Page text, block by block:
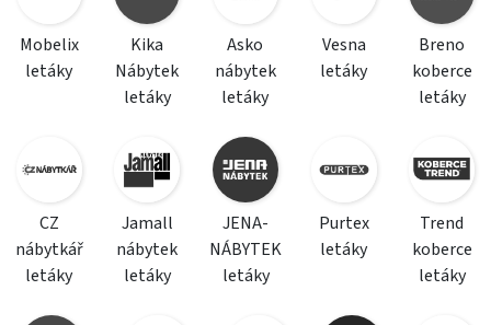
Mobelix
letáky
Kika
Nábytek
letáky
Asko
nábytek
letáky
Vesna
letáky
Breno
koberce
letáky
CZ
nábytkář
letáky
Jamall
nábytek
letáky
JENA-
NÁBYTEK
letáky
Purtex
letáky
Trend
koberce
letáky